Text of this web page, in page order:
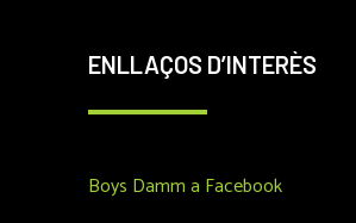
ENLLAÇOS D’INTERÈS
Boys Damm a Facebook